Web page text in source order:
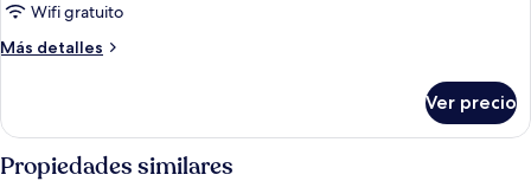
Wifi gratuito
Más detalles
Más
familiar
Ver precio
Propiedades similares